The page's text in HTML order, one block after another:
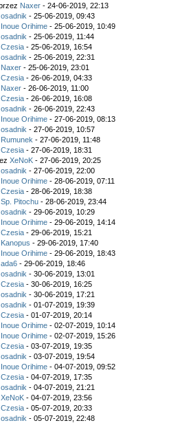
Naxer - 24-06-2019, 22:13
osadnik - 25-06-2019, 09:43
Inoue Orihime - 25-06-2019, 10:49
osadnik - 25-06-2019, 11:44
Czesia - 25-06-2019, 16:54
osadnik - 25-06-2019, 22:31
Naxer - 25-06-2019, 23:01
Czesia - 26-06-2019, 04:33
Naxer - 26-06-2019, 11:00
Czesia - 26-06-2019, 16:08
osadnik - 26-06-2019, 22:43
Inoue Orihime - 27-06-2019, 08:13
osadnik - 27-06-2019, 10:57
Rumunek - 27-06-2019, 11:48
Czesia - 27-06-2019, 18:31
XeNoK - 27-06-2019, 20:25
osadnik - 27-06-2019, 22:00
Inoue Orihime - 28-06-2019, 07:11
Czesia - 28-06-2019, 18:38
Sp. Pitochu - 28-06-2019, 23:44
osadnik - 29-06-2019, 10:29
Inoue Orihime - 29-06-2019, 14:14
Czesia - 29-06-2019, 15:21
Kanopus - 29-06-2019, 17:40
Inoue Orihime - 29-06-2019, 18:43
ada6 - 29-06-2019, 18:46
osadnik - 30-06-2019, 13:01
Czesia - 30-06-2019, 16:25
osadnik - 30-06-2019, 17:21
osadnik - 01-07-2019, 19:39
Czesia - 01-07-2019, 20:14
Inoue Orihime - 02-07-2019, 10:14
Inoue Orihime - 02-07-2019, 15:26
Czesia - 03-07-2019, 19:35
osadnik - 03-07-2019, 19:54
Inoue Orihime - 04-07-2019, 09:52
Czesia - 04-07-2019, 17:35
osadnik - 04-07-2019, 21:21
XeNoK - 04-07-2019, 23:56
Czesia - 05-07-2019, 20:33
osadnik - 05-07-2019, 22:48